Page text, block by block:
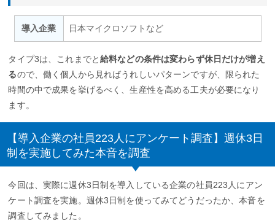
導入企業 日本マイクロソフトなど
タイプ3は、これまでと給料などの条件は変わらず休日だけが増え
るので、働く個人から見ればうれしいパターンですが、限られた
時間の中で成果を挙げるべく、生産性を高める工夫が必要になり
ます。
【導入企業の社員223人にアンケート調査】週休3日
制を実施してみた本音を調査
今回は、実際に週休3日制を導入している企業の社員223人にアン
ケート調査を実施。週休3日制を使ってみてどうだったか、本音を
調査してみました。